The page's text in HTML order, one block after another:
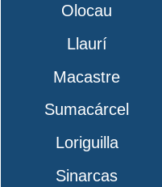
Olocau
Llaurí
Macastre
Sumacárcel
Loriguilla
Sinarcas